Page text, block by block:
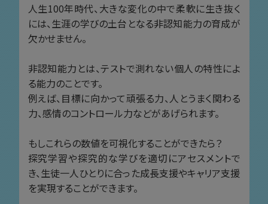
人生100年時代、大きな変化の中で柔軟に生き抜く
には、生涯の学びの土台となる非認知能力の育成が
欠かせません。
非認知能力とは、テストで測れない個人の特性によ
る能力のことです。
例えば、目標に向かって頑張る力、人とうまく関わる
力、感情のコントロール力などがあげられます。
もしこれらの数値を可視化することができたら？
探究学習や探究的な学びを適切にアセスメントで
き、生徒一人ひとりに合った成長支援やキャリア支援
を実現することができます。